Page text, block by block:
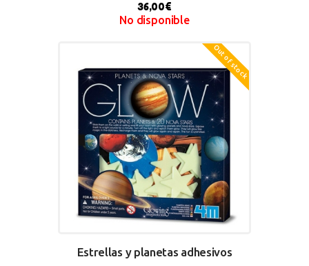
36,00€
No disponible
Out of stock
Estrellas y planetas adhesivos